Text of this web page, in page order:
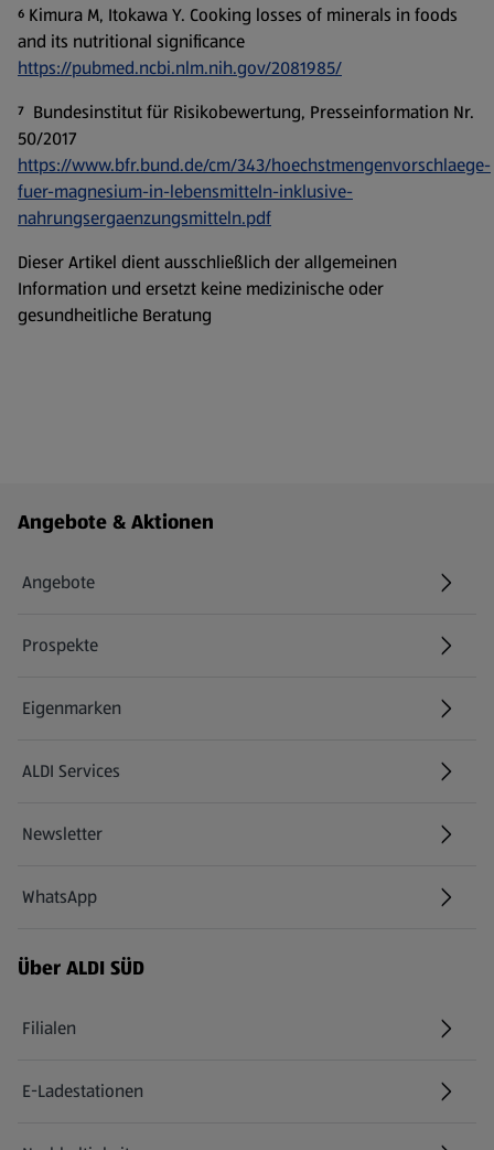
⁶ Kimura M, Itokawa Y. Cooking losses of minerals in foods
and its nutritional significance
https://pubmed.ncbi.nlm.nih.gov/2081985/
⁷ Bundesinstitut für Risikobewertung, Presseinformation Nr.
50/2017
https://www.bfr.bund.de/cm/343/hoechstmengenvorschlaege-
fuer-magnesium-in-lebensmitteln-inklusive-
nahrungsergaenzungsmitteln.pdf
Dieser Artikel dient ausschließlich der allgemeinen
Information und ersetzt keine medizinische oder
gesundheitliche Beratung
Fußzeilenmenü - weitere Links
Angebote & Aktionen
Angebote
Prospekte
Eigenmarken
ALDI Services
Newsletter
WhatsApp
Über ALDI SÜD
Filialen
E-Ladestationen